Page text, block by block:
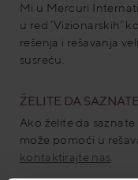
Mi u Mercuri
u red ‘Vizionarskih’
rešenja i rešavanja
susreću.
ŽELITE DA
Ako želite da
može pomoći u
kontaktirajte nas